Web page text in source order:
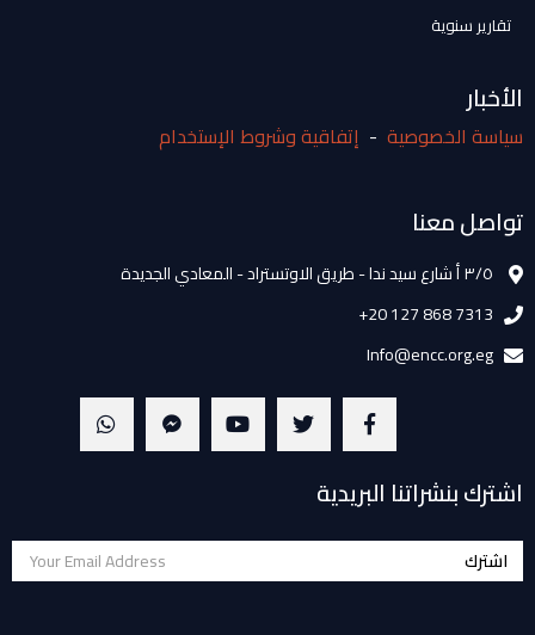
تقارير سنوية
الأخبار
سياسة الخصوصية - إتفاقية وشروط الإستخدام
تواصل معنا
٣/٥ أ شارع سيد ندا - طريق الاوتستراد - المعادي الجديدة
+20 127 868 7313
Info@encc.org.eg
اشترك بنشراتنا البريدية